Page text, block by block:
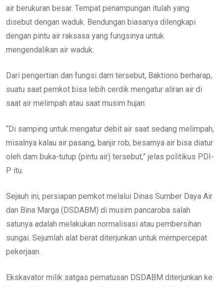
air berukuran besar. Tempat penampungan itulah yang
disebut dengan waduk. Bendungan biasanya dilengkapi
dengan pintu air raksasa yang fungsinya untuk
mengendalikan air waduk.
Dari pengertian dan fungsi dam tersebut, Baktiono berharap,
suatu saat pemkot bisa lebih cerdik mengatur aliran air di
saat air melimpah atau saat musim hujan.
“Di samping untuk mengatur debit air saat sedang melimpah,
misalnya kalau air pasang, banjir rob, besarnya air bisa diatur
oleh dam buka-tutup (pintu air) tersebut,” jelas politikus PDI-
P itu.
Sejauh ini, persiapan pemkot melalui Dinas Sumber Daya Air
dan Bina Marga (DSDABM) di musim pancaroba salah
satunya adalah melakukan normalisasi atau pembersihan
sungai. Sejumlah alat berat diterjunkan untuk mempercepat
pekerjaan.
Ekskavator milik satgas pematusan DSDABM diterjunkan ke